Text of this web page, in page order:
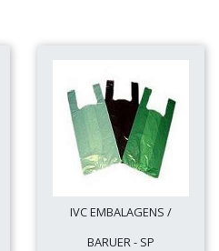
IVC EMBALAGENS /
BARUER - SP